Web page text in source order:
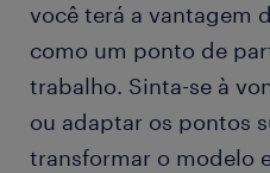
você terá a vantagem
como um ponto de
trabalho. Sinta-se à
ou adaptar os pontos
transformar o modelo